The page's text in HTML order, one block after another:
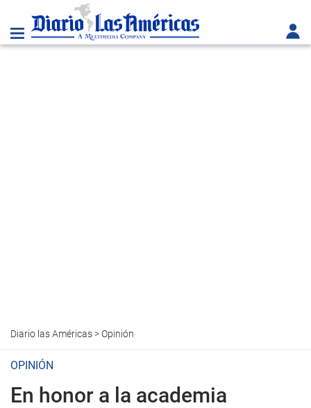
Diario las Américas>Opinión
OPINIÓN
En honor a la academia